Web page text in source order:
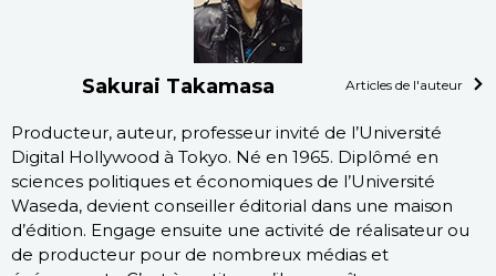
Sakurai Takamasa Articles de l'auteur
Producteur, auteur, professeur invité de l’Université
Digital Hollywood à Tokyo. Né en 1965. Diplômé en
sciences politiques et économiques de l’Université
Waseda, devient conseiller éditorial dans une maison
d’édition. Engage ensuite une activité de réalisateur ou
de producteur pour de nombreux médias et